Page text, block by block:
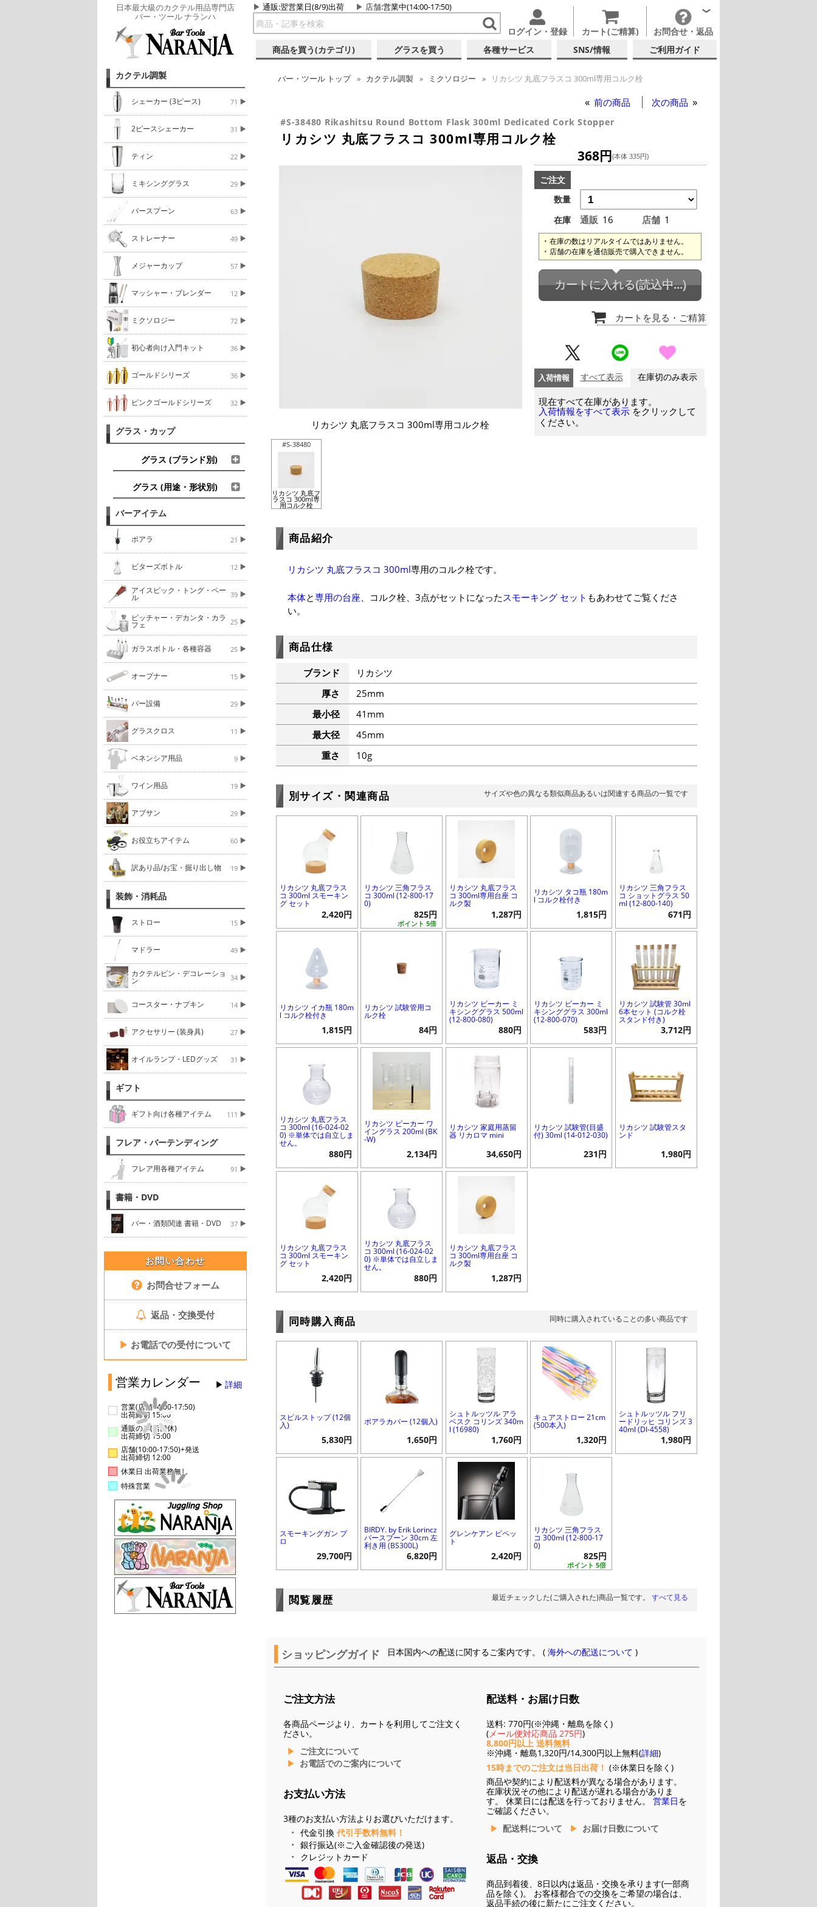
日本最大級のカクテル用品専門店
バー・ツール ナランハ
通販:翌営業日(8/9)出荷 店舗:営業中(14:00-17:50)
ログイン・登録 カート(ご精算) お問合せ・返品
商品を買う(カテゴリ) グラスを買う 各種サービス SNS/情報 ご利用ガイド
カクテル調製
シェーカー (3ピース) 71
2ピースシェーカー 31
ティン 22
ミキシンググラス 29
バースプーン 63
ストレーナー 49
メジャーカップ 57
マッシャー・ブレンダー 12
ミクソロジー 72
初心者向け入門キット 36
ゴールドシリーズ 36
ピンクゴールドシリーズ 32
グラス・カップ
グラス (ブランド別)
グラス (用途・形状別)
バーアイテム
ポアラ 21
ビターズボトル 12
アイスピック・トング・ペー
ル 39
ピッチャー・デカンタ・カラ
フェ 25
ガラスボトル・各種容器 25
オープナー 15
バー設備 29
グラスクロス 11
ベネンシア用品 9
ワイン用品 19
アブサン 29
お役立ちアイテム 60
訳あり品/お宝・掘り出し物 19
装飾・消耗品
ストロー 15
マドラー 49
カクテルピン・デコレーショ
ン 34
コースター・ナプキン 14
アクセサリー (装身具) 27
オイルランプ・LEDグッズ 31
ギフト
ギフト向け各種アイテム 111
フレア・バーテンディング
フレア用各種アイテム 91
書籍・DVD
バー・酒類関連 書籍・DVD 37
お問い合わせ
お問合せフォーム
返品・交換受付
▶ お電話での受付について
営業カレンダー 詳細
営業(店舗14:00-17:50)
出荷締切 15:00
通販のみ(店舗休)
出荷締切 15:00
店舗(10:00-17:50)+発送
出荷締切 12:00
休業日 出荷業務無し
特殊営業
バー・ツール トップ カクテル調製 ミクソロジー リカシツ 丸底フラスコ 300ml専用コルク栓
前の商品 次の商品
#S-38480 Rikashitsu Round Bottom Flask 300ml Dedicated Cork Stopper
リカシツ 丸底フラスコ 300ml専用コルク栓
リカシツ 丸底フラスコ 300ml専用コルク栓
#S-38480
リカシツ 丸底フ
ラスコ 300ml専
用コルク栓
368円(本体 335円)
ご注文
数量
在庫
通販 16 店舗 1
在庫の数はリアルタイムではありません。
店舗の在庫を通信販売で購入できません。
カートに入れる(読込中...)
カートを見る ・ご精算
入荷情報 すべて表示 在庫切のみ表示
現在すべて在庫があります。
入荷情報をすべて表示 をクリックして
ください。
商品紹介
リカシツ 丸底フラスコ 300ml専用のコルク栓です。
本体と専用の台座、コルク栓、3点がセットになったスモーキング セット もあわせてご覧くださ
い。
商品仕様
ブランド
リカシツ
厚さ
25mm
最小径
41mm
最大径
45mm
重さ
10g
別サイズ・関連商品 サイズや色の異なる類似商品あるいは関連する商品の一覧です
リカシツ 丸底フラス
コ 300ml スモーキン
グ セット
2,420円
リカシツ 三角フラス
コ 300ml (12-800-17
0)
ポイント 5倍
825円
リカシツ 丸底フラス
コ 300ml専用台座 コ
ルク製
1,287円
リカシツ タコ瓶 180m
l コルク栓付き
1,815円
リカシツ 三角フラス
コ ショットグラス 50
ml (12-800-140)
671円
リカシツ イカ瓶 180m
l コルク栓付き
1,815円
リカシツ 試験管用コ
ルク栓
84円
リカシツ ビーカー ミ
キシンググラス 500ml
(12-800-080)
880円
リカシツ ビーカー ミ
キシンググラス 300ml
(12-800-070)
583円
リカシツ 試験管 30ml
6本セット (コルク栓
スタンド付き)
3,712円
リカシツ 丸底フラス
コ 300ml (16-024-02
0) ※単体では自立しま
せん。
880円
リカシツ ビーカー ワ
イングラス 200ml (BK
-W)
2,134円
リカシツ 家庭用蒸留
器 リカロマ mini
34,650円
リカシツ 試験管(目盛
付) 30ml (14-012-030)
231円
リカシツ 試験管スタ
ンド
1,980円
リカシツ 丸底フラス
コ 300ml スモーキン
グ セット
2,420円
リカシツ 丸底フラス
コ 300ml (16-024-02
0) ※単体では自立しま
せん。
880円
リカシツ 丸底フラス
コ 300ml専用台座 コ
ルク製
1,287円
同時購入商品 同時に購入されていることの多い商品です
スピルストップ (12個
入)
5,830円
ポアラカバー (12個入)
1,650円
シュトルッツル アラ
ベスク コリンズ 340m
l (16980)
1,760円
キュアストロー 21cm
(500本入)
1,320円
シュトルッツル フリ
ードリッヒ コリンズ 3
40ml (DI-4558)
1,980円
スモーキングガン プ
ロ
29,700円
BIRDY. by Erik Lorincz
バースプーン 30cm 左
利き用 (BS300L)
6,820円
グレンケアン ピペッ
ト
2,420円
リカシツ 三角フラス
コ 300ml (12-800-17
0)
ポイント 5倍
825円
閲覧履歴 最近チェックした(ご購入された)商品一覧です。 すべて見る
ショッピングガイド 日本国内への配送に関するご案内です。 (海外への配送について )
ご注文方法
各商品ページより、カートを利用してご注文く
ださい。
ご注文について
お電話でのご案内について
お支払い方法
3種のお支払い方法よりお選びいただけます。
代金引換 代引手数料無料！
銀行振込(※ご入金確認後の発送)
クレジットカード
配送料・お届け日数
送料: 770円(※沖縄・離島を除く)
(メール便対応商品 275円)
8,800円以上 送料無料
※沖縄・離島1,320円/14,300円以上無料(詳細)
15時までのご注文は当日出荷！ (※休業日を除く)
商品や契約により配送料が異なる場合があります。
在庫状況その他により配送が遅れる場合がありま
す。 休業日には配送を行っておりません。 営業日を
ご確認ください。
配送料について
お届け日数について
返品・交換
商品到着後、8日以内は返品・交換を承ります(一部商
品を除く)。 お客様都合での交換をご希望の場合は、
返品手続の後に新たにご注文ください。